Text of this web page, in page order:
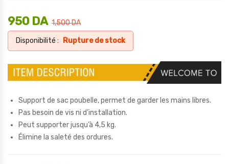
1,500DA
950 DA
Disponibilité : Rupture de stock
Support de sac poubelle, permet de garder les mains libres.
Pas besoin de vis ni d’installation.
Peut supporter jusqu’à 4,5 kg.
Élimine la saleté des ordures.